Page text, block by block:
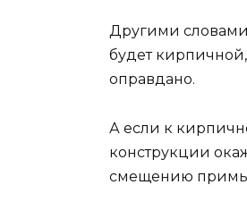
Другими
будет
оправдано.
А если к
конструкции
смещению